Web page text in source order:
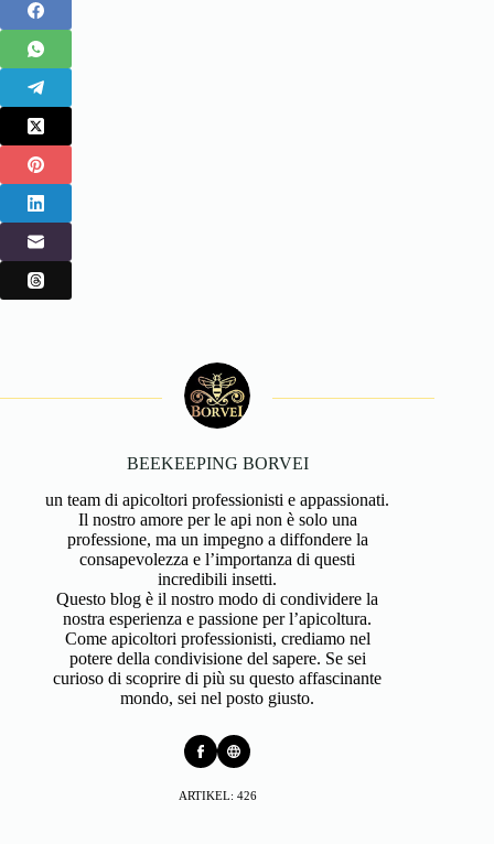
BEEKEEPING BORVEI
un team di apicoltori professionisti e appassionati.
Il nostro amore per le api non è solo una
professione, ma un impegno a diffondere la
consapevolezza e l’importanza di questi
incredibili insetti.
Questo blog è il nostro modo di condividere la
nostra esperienza e passione per l’apicoltura.
Come apicoltori professionisti, crediamo nel
potere della condivisione del sapere. Se sei
curioso di scoprire di più su questo affascinante
mondo, sei nel posto giusto.
ARTIKEL: 426